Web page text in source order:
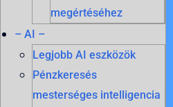
megértéséhez
– AI –
Legjobb AI eszközök
Pénzkeresés
mesterséges intelligencia